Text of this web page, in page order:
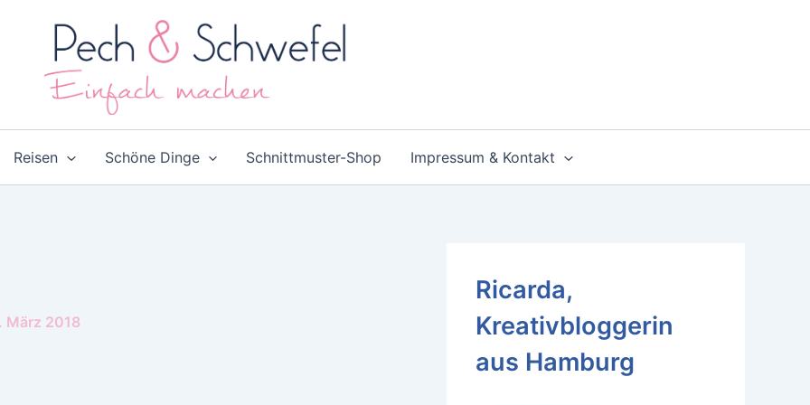
Reisen Schöne Dinge Schnittmuster-Shop Impressum & Kontakt
März 2018
Ricarda,
Kreativbloggerin
aus Hamburg